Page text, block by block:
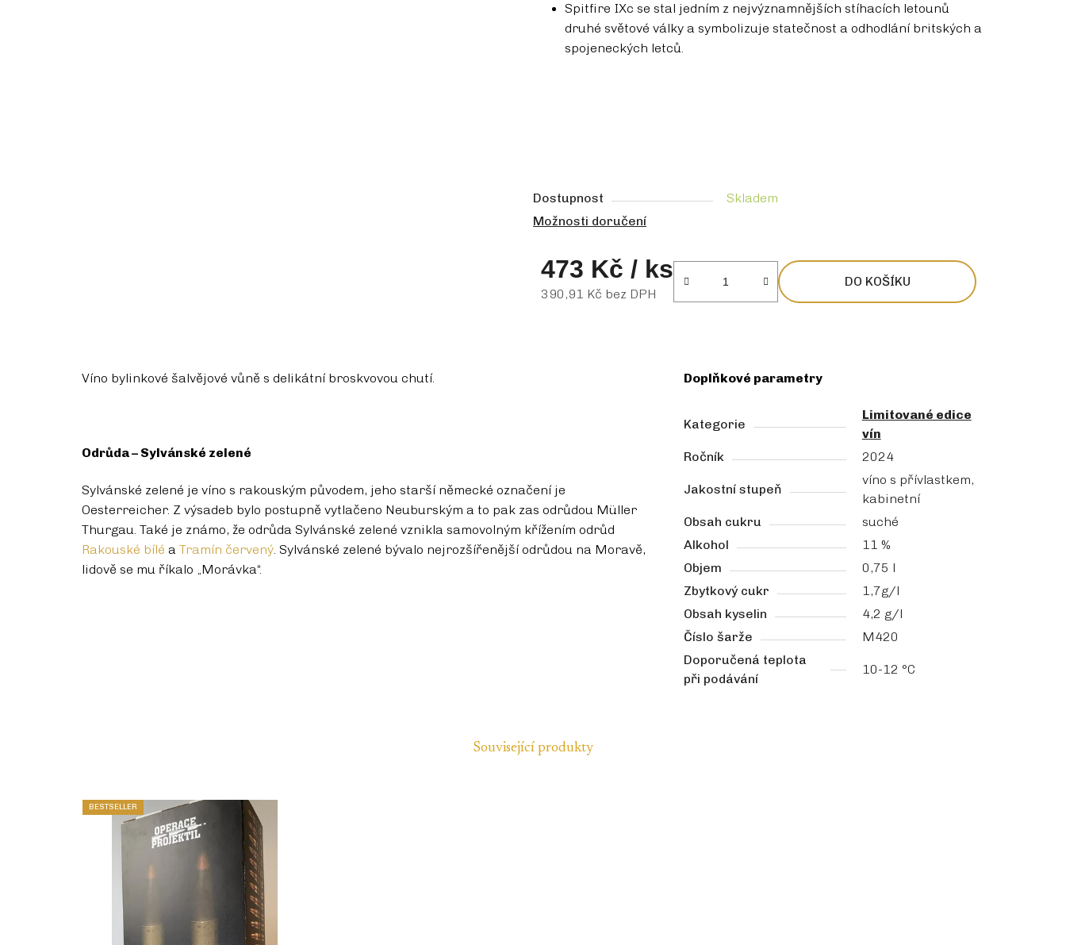
Spitfire IXc se stal jedním z nejvýznamnějších stíhacích letounů
druhé světové války a symbolizuje statečnost a odhodlání britských a
spojeneckých letců.
Dostupnost
Skladem
Možnosti doručení
473 Kč / ks
390,91 Kč bez DPH
DO KOŠÍKU
Víno bylinkové šalvějové vůně s delikátní broskvovou chutí.
Odrůda – Sylvánské zelené
Sylvánské zelené je víno s rakouským původem, jeho starší německé označení je
Oesterreicher. Z výsadeb bylo postupně vytlačeno Neuburským a to pak zas odrůdou Müller
Thurgau. Také je známo, že odrůda Sylvánské zelené vznikla samovolným křížením odrůd
Rakouské bílé a Tramín červený. Sylvánské zelené bývalo nejrozšířenější odrůdou na Moravě,
lidově se mu říkalo „Morávka“.
Doplňkové parametry
Kategorie
Limitované edice
vín
Ročník
2024
Jakostní stupeň
víno s přívlastkem,
kabinetní
Obsah cukru
suché
Alkohol
11 %
Objem
0,75 l
Zbytkový cukr
1,7g/l
Obsah kyselin
4,2 g/l
Číslo šarže
M420
Doporučená teplota
při podávání
10-12 °C
Související produkty
BESTSELLER